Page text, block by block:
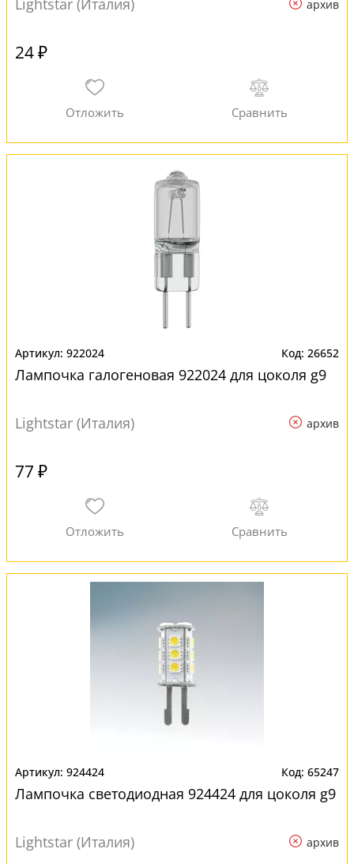
Lightstar (Италия) архив
24 ₽
922024 26652
Лампочка галогеновая 922024 для цоколя g9
Lightstar (Италия) архив
77 ₽
924424 65247
Лампочка светодиодная 924424 для цоколя g9
Lightstar (Италия) архив